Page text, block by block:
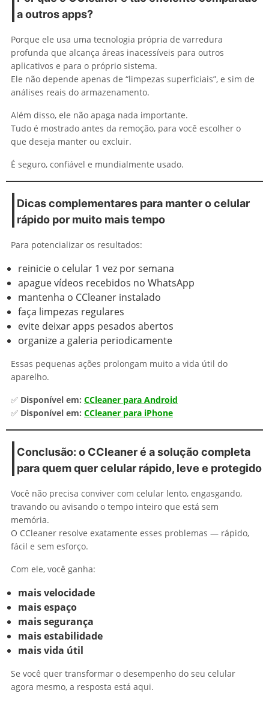
a outros apps?
Porque ele usa uma tecnologia própria de varredura
profunda que alcança áreas inacessíveis para outros
aplicativos e para o próprio sistema.
Ele não depende apenas de “limpezas superficiais”, e sim de
análises reais do armazenamento.
Além disso, ele não apaga nada importante.
Tudo é mostrado antes da remoção, para você escolher o
que deseja manter ou excluir.
É seguro, confiável e mundialmente usado.
Dicas complementares para manter o celular
rápido por muito mais tempo
Para potencializar os resultados:
reinicie o celular 1 vez por semana
apague vídeos recebidos no WhatsApp
mantenha o CCleaner instalado
faça limpezas regulares
evite deixar apps pesados abertos
organize a galeria periodicamente
Essas pequenas ações prolongam muito a vida útil do
aparelho.
✅ Disponível em: CCleaner para Android
✅ Disponível em: CCleaner para iPhone
Conclusão: o CCleaner é a solução completa
para quem quer celular rápido, leve e protegido
Você não precisa conviver com celular lento, engasgando,
travando ou avisando o tempo inteiro que está sem
memória.
O CCleaner resolve exatamente esses problemas — rápido,
fácil e sem esforço.
Com ele, você ganha:
mais velocidade
mais espaço
mais segurança
mais estabilidade
mais vida útil
Se você quer transformar o desempenho do seu celular
agora mesmo, a resposta está aqui.